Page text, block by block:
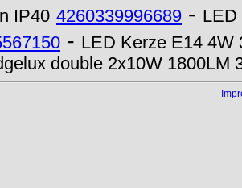
IP40 4260339996689 - LED
- LED Kerze E14 4W
double 2x10W 1800LM